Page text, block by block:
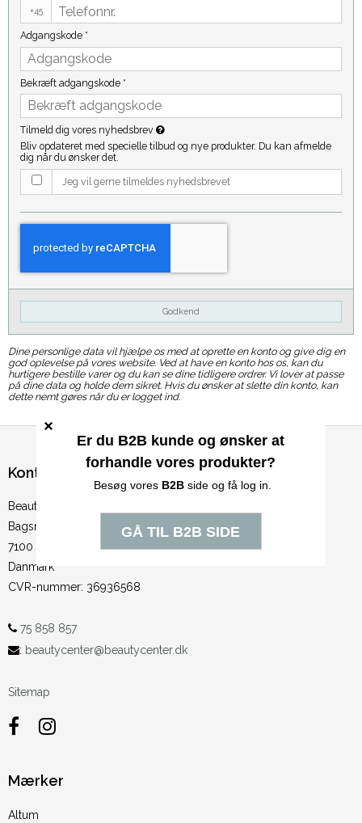
+45
Adgangskode *
Bekræft adgangskode *
Tilmeld dig vores nyhedsbrev
Bliv opdateret med specielle tilbud og nye produkter. Du kan afmelde
dig når du ønsker det.
Jeg vil gerne tilmeldes nyhedsbrevet
Godkend
Dine personlige data vil hjælpe os med at oprette en konto og give dig en
god oplevelse på vores website. Ved at have en konto hos os, kan du
hurtigere bestille varer og du kan se dine tidligere ordrer. Vi lover at passe
på dine data og holde dem sikret. Hvis du ønsker at slette din konto, kan
dette nemt gøres når du er logget ind.
Kontakt
BeautyCenter ApS
Bagsnoge 3
7100 Vejle
Danmark
CVR-nummer: 36936568
75 858 857
: beautycenter@beautycenter.dk
Sitemap
Mærker
Altum